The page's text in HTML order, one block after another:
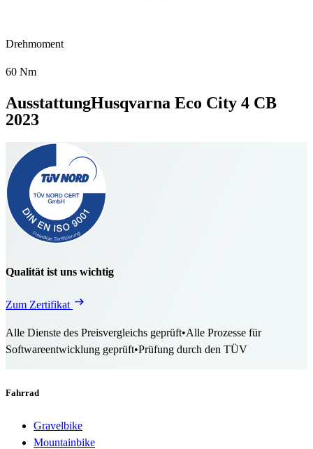
Drehmoment
60 Nm
AusstattungHusqvarna Eco City 4 CB
2023
Qualität ist uns wichtig
Zum Zertifikat
Alle Dienste des Preisvergleichs geprüft•Alle Prozesse für
Softwareentwicklung geprüft•Prüfung durch den TÜV
Fahrrad
Gravelbike
Mountainbike